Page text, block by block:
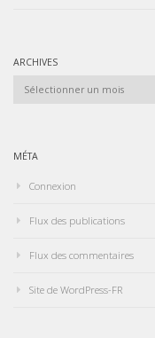
ARCHIVES
MÉTA
Connexion
Flux des publications
Flux des commentaires
Site de WordPress-FR